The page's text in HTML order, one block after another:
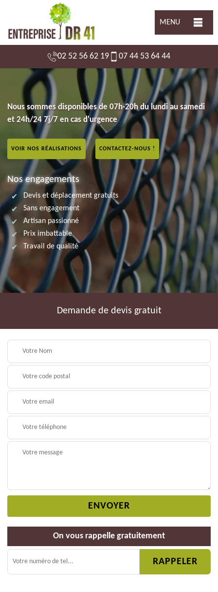
MENU
02 52 56 62 19 07 44 53 64 44
Nous sommes disponibles de 07h-20h du lundi au samedi
et 24h/24 7j/7 en cas d'urgence
VOIR NOS RÉALISATIONS CONTACTEZ-NOUS !
Nos engagements
Devis et déplacement gratuits
Sans engagement
Artisan passionné
Prix imbattable
Travail de qualité
Demande de devis gratuit
On vous rappelle gratuitement